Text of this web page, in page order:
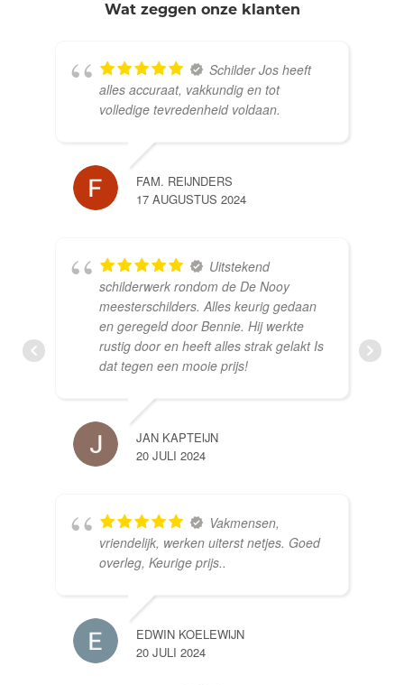
Wat zeggen onze klanten
Schilder Jos heeft
alles accuraat, vakkundig en tot
volledige tevredenheid voldaan.
FAM. REIJNDERS
17 AUGUSTUS 2024
Uitstekend
schilderwerk rondom de De Nooy
meesterschilders. Alles keurig gedaan
en geregeld door Bennie. Hij werkte
rustig door en heeft alles strak gelakt Is
dat tegen een mooie prijs!
JAN KAPTEIJN
20 JULI 2024
Vakmensen,
vriendelijk, werken uiterst netjes. Goed
overleg, Keurige prijs..
EDWIN KOELEWIJN
20 JULI 2024